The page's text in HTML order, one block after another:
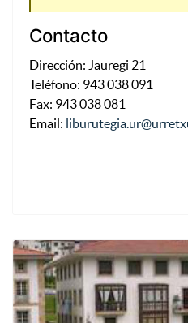
Contacto
Dirección: Jauregi 21
Teléfono: 943 038 091
Fax: 943 038 081
Email: